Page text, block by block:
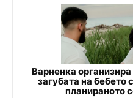
Варненка
загубата на бебето
планираното